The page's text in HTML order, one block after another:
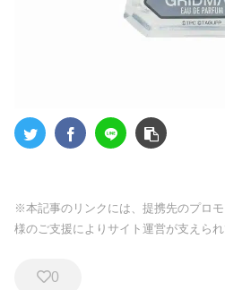
※本記事のリンクには、提携先のプロ
様のご支援によりサイト運営が支えられ
0